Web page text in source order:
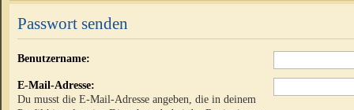
Passwort senden
Benutzername:
E-Mail-Adresse:
Du musst die E-Mail-Adresse angeben, die in deinem